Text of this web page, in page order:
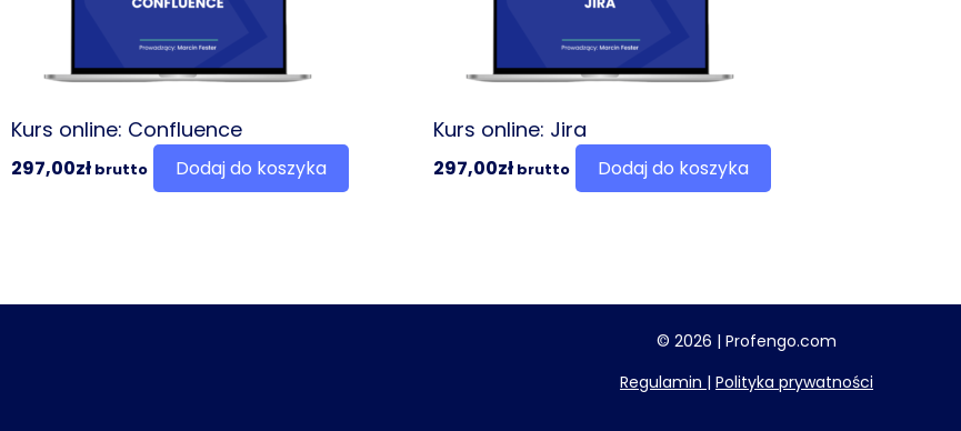
Kurs online: Confluence
297,00zł brutto Dodaj do koszyka
Kurs online: Jira
297,00zł brutto Dodaj do koszyka
© 2026 | Profengo.com
Regulamin | Polityka prywatności